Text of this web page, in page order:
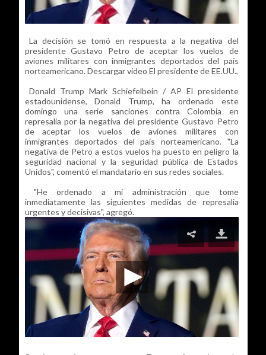
La decisión se tomó en respuesta a la negativa del
presidente Gustavo Petro de aceptar los vuelos de
aviones militares con inmigrantes deportados del país
norteamericano. Descargar video El presidente de EE.UU.,
Donald Trump Mark Schiefelbein / AP El presidente
estadounidense, Donald Trump, ha ordenado este
domingo una serie sanciones contra Colombia en
represalia por la negativa del presidente Gustavo Petro
de aceptar los vuelos de aviones militares con
inmigrantes deportados del país norteamericano. "La
negativa de Petro a estos vuelos ha puesto en peligro la
seguridad nacional y la seguridad pública de Estados
Unidos", comentó el mandatario en sus redes sociales.
"He ordenado a mi administración que tome
inmediatamente las siguientes medidas de represalia
urgentes y decisivas", agregó.